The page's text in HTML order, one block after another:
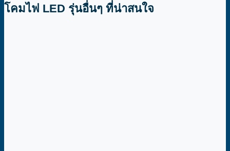
โคมไฟ LED รุ่นอื่นๆ ที่น่าสนใจ